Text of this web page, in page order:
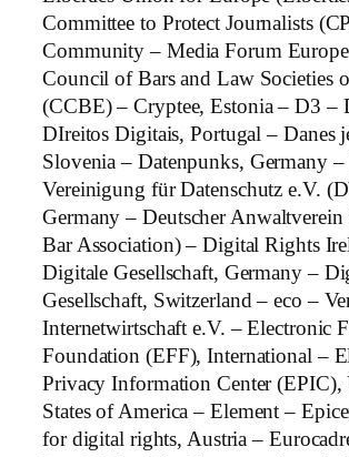
Committee to Protect Journalists
Community – Media Forum
Council of Bars and Law Societies
(CCBE) – Cryptee, Estonia – D3 –
DIreitos Digitais, Portugal – Danes
Slovenia – Datenpunks, Germany –
Vereinigung für Datenschutz e.V.
Germany – Deutscher Anwaltverein
Bar Association) – Digital Rights
Digitale Gesellschaft, Germany –
Gesellschaft, Switzerland – eco –
Internetwirtschaft e.V. – Electronic
Foundation (EFF), International –
Privacy Information Center (EPIC),
States of America – Element –
for digital rights, Austria –